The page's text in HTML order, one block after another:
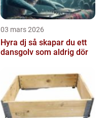
03 mars 2026
Hyra dj så skapar du ett
dansgolv som aldrig dör